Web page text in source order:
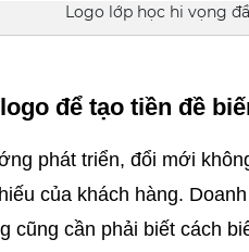
Logo lớp học hi vọng
để tạo tiền đề
phát triển, đổi mới
của khách hàng.
cũng cần phải biết cách